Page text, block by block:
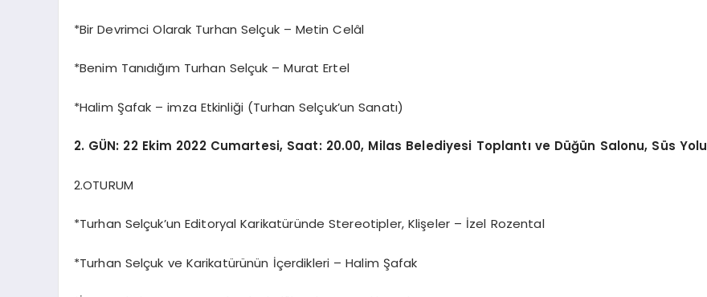
*Bir Devrimci Olarak Turhan Selçuk – Metin Celâl
*Benim Tanıdığım Turhan Selçuk – Murat Ertel
*Halim Şafak – imza Etkinliği (Turhan Selçuk’un Sanatı)
2. GÜN: 22 Ekim 2022 Cumartesi, Saat: 20.00, Milas Belediyesi Toplantı ve Düğün Salonu, Süs Yolu
2.OTURUM
*Turhan Selçuk’un Editoryal Karikatüründe Stereotipler, Klişeler – İzel Rozental
*Turhan Selçuk ve Karikatürünün İçerdikleri – Halim Şafak